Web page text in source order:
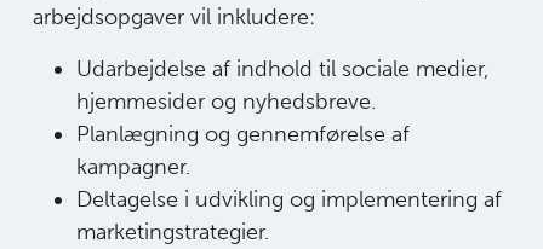
arbejdsopgaver vil inkludere:
Udarbejdelse af indhold til sociale medier,
hjemmesider og nyhedsbreve.
Planlægning og gennemførelse af
kampagner.
Deltagelse i udvikling og implementering af
marketingstrategier.